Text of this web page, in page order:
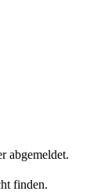
abgemeldet.
finden.